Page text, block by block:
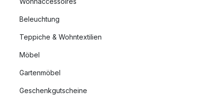
Beleuchtung
Teppiche & Wohntextilien
Möbel
Gartenmöbel
Geschenkgutscheine